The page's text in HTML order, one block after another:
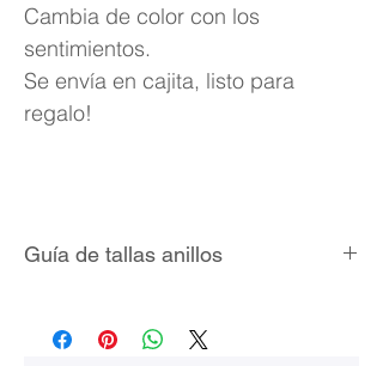
Cambia de color con los
sentimientos.
Se envía en cajita, listo para
regalo!
Guía de tallas anillos